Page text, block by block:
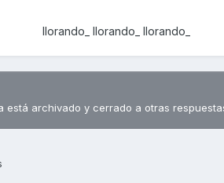
llorando_ llorando_ llorando_
está archivado y cerrado a otras